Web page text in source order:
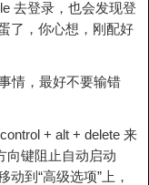
去登录，也会发现登
了，你心想，刚配好
情，最好不要输错
+ alt + delete 来
向键阻止自动启动
动到“高级选项”上，